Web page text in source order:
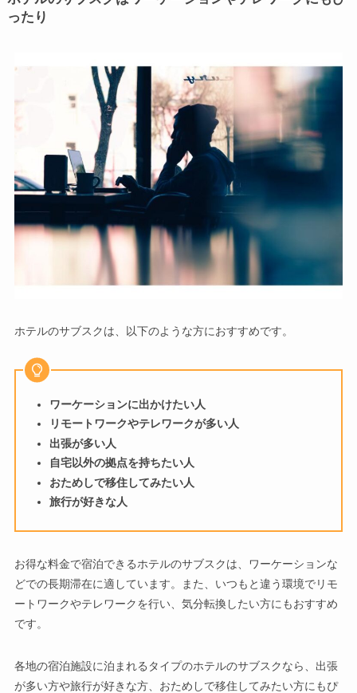
ったり
ホテルのサブスクは、以下のような方におすすめです。
ワーケーションに出かけたい人
リモートワークやテレワークが多い人
出張が多い人
自宅以外の拠点を持ちたい人
おためしで移住してみたい人
旅行が好きな人
お得な料金で宿泊できるホテルのサブスクは、ワーケーションな
どでの長期滞在に適しています。また、いつもと違う環境でリモ
ートワークやテレワークを行い、気分転換したい方にもおすすめ
です。
各地の宿泊施設に泊まれるタイプのホテルのサブスクなら、出張
が多い方や旅行が好きな方、おためしで移住してみたい方にもぴ